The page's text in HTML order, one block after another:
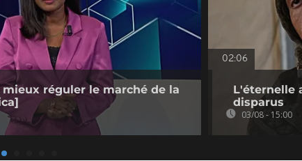
réguler le marché de la
02:06
L'éternelle
disparus
03/08 - 15:00